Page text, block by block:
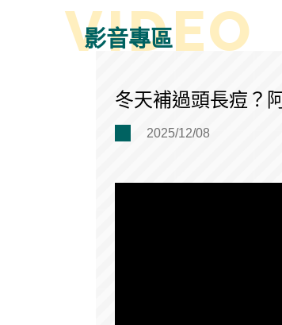
影音專區
冬天補過頭長痘？
2025/12/08